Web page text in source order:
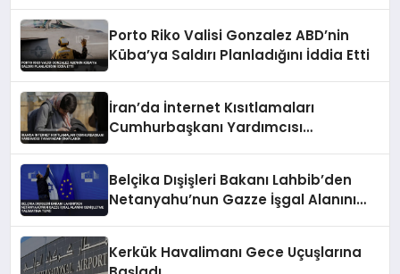
Porto Riko Valisi Gonzalez ABD’nin
Küba’ya Saldırı Planladığını İddia Etti
İran’da İnternet Kısıtlamaları
Cumhurbaşkanı Yardımcısı
Belçika Dışişleri Bakanı Lahbib’den
Netanyahu’nun Gazze İşgal Alanını
Kerkük Havalimanı Gece Uçuşlarına